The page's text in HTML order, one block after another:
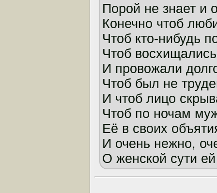
Порой не знает и
Конечно чтоб
Чтоб кто-нибудь
Чтоб
И провожали
Чтоб был не
И чтоб лицо
Чтоб по ночам
Её в своих
И очень нежно,
О женской сути